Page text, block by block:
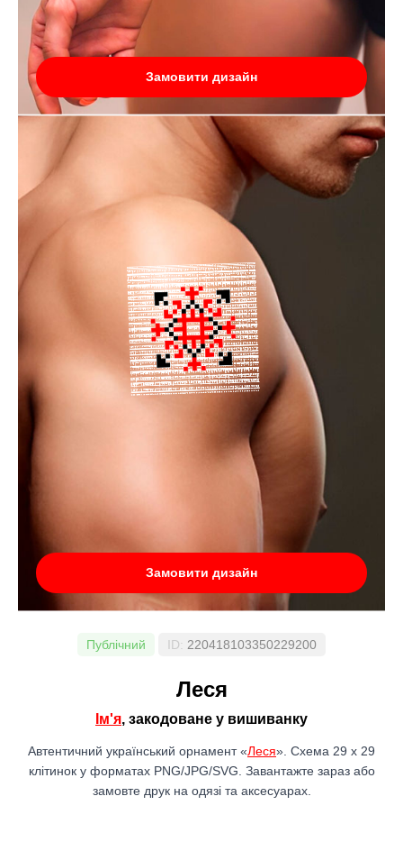
Замовити дизайн
Замовити дизайн
Публічний ID: 220418103350229200
Леся
Ім'я, закодоване у вишиванку
Автентичний український орнамент «Леся». Схема 29 x 29
клітинок у форматах PNG/JPG/SVG. Завантажте зараз або
замовте друк на одязі та аксесуарах.